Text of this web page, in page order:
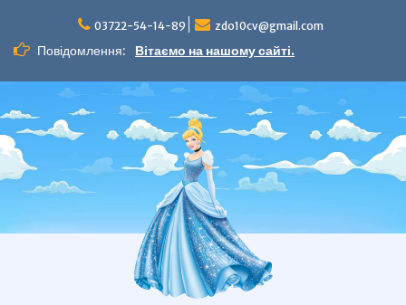
вмісту
03722-54-14-89 zdo10cv@gmail.com
Повідомлення: Вітаємо на нашому сайті.